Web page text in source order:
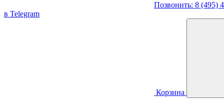
Позвонить: 8 (495)
в Telegram
Корзина